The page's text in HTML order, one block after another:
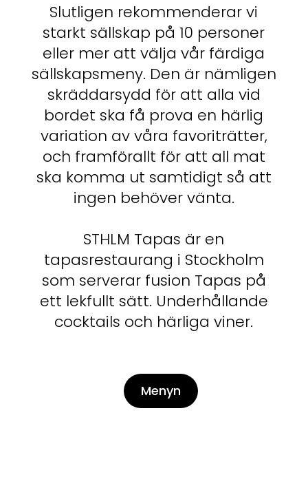
Slutligen rekommenderar vi
starkt sällskap på 10 personer
eller mer att välja vår färdiga
sällskapsmeny. Den är nämligen
skräddarsydd för att alla vid
bordet ska få prova en härlig
variation av våra favoriträtter,
och framförallt för att all mat
ska komma ut samtidigt så att
ingen behöver vänta.
STHLM Tapas är en
tapasrestaurang i Stockholm
som serverar fusion Tapas på
ett lekfullt sätt. Underhållande
cocktails och härliga viner.
Menyn